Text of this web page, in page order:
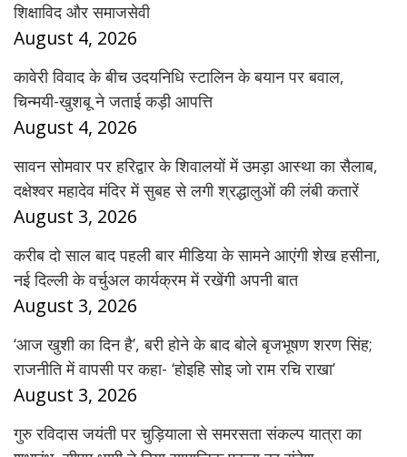
शिक्षाविद और समाजसेवी
August 4, 2026
कावेरी विवाद के बीच उदयनिधि स्टालिन के बयान पर बवाल,
चिन्मयी-खुशबू ने जताई कड़ी आपत्ति
August 4, 2026
सावन सोमवार पर हरिद्वार के शिवालयों में उमड़ा आस्था का सैलाब,
दक्षेश्वर महादेव मंदिर में सुबह से लगी श्रद्धालुओं की लंबी कतारें
August 3, 2026
करीब दो साल बाद पहली बार मीडिया के सामने आएंगी शेख हसीना,
नई दिल्ली के वर्चुअल कार्यक्रम में रखेंगी अपनी बात
August 3, 2026
‘आज खुशी का दिन है’, बरी होने के बाद बोले बृजभूषण शरण सिंह;
राजनीति में वापसी पर कहा- ‘होइहि सोइ जो राम रचि राखा’
August 3, 2026
गुरु रविदास जयंती पर चुड़ियाला से समरसता संकल्प यात्रा का